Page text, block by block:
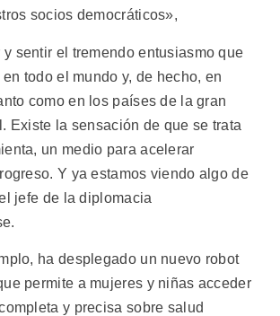
socios democráticos»,
sentir el tremendo entusiasmo que
todo el mundo y, de hecho, en
como en los países de la gran
Existe la sensación de que se trata
un medio para acelerar
Y ya estamos viendo algo de
jefe de la diplomacia
ha desplegado un nuevo robot
permite a mujeres y niñas acceder
y precisa sobre salud